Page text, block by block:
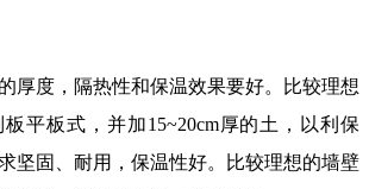
度，隔热性和保温效果要好。比较理想
平板式，并加15~20cm厚的土，以利保
坚固、耐用，保温性好。比较理想的墙壁